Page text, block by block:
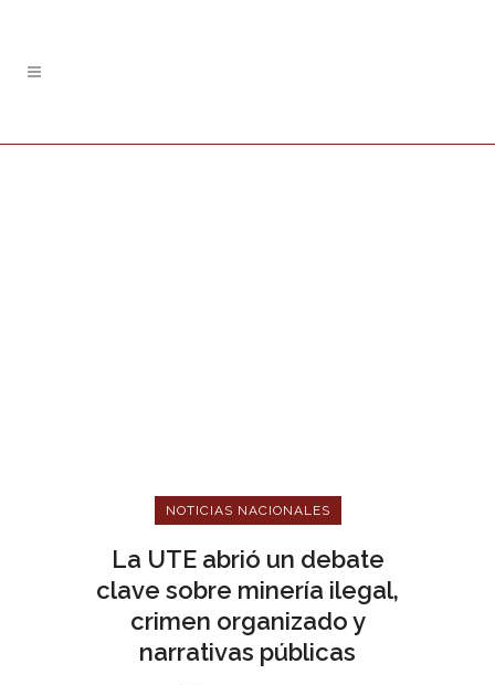
NOTICIAS NACIONALES
La UTE abrió un debate
clave sobre minería ilegal,
crimen organizado y
narrativas públicas